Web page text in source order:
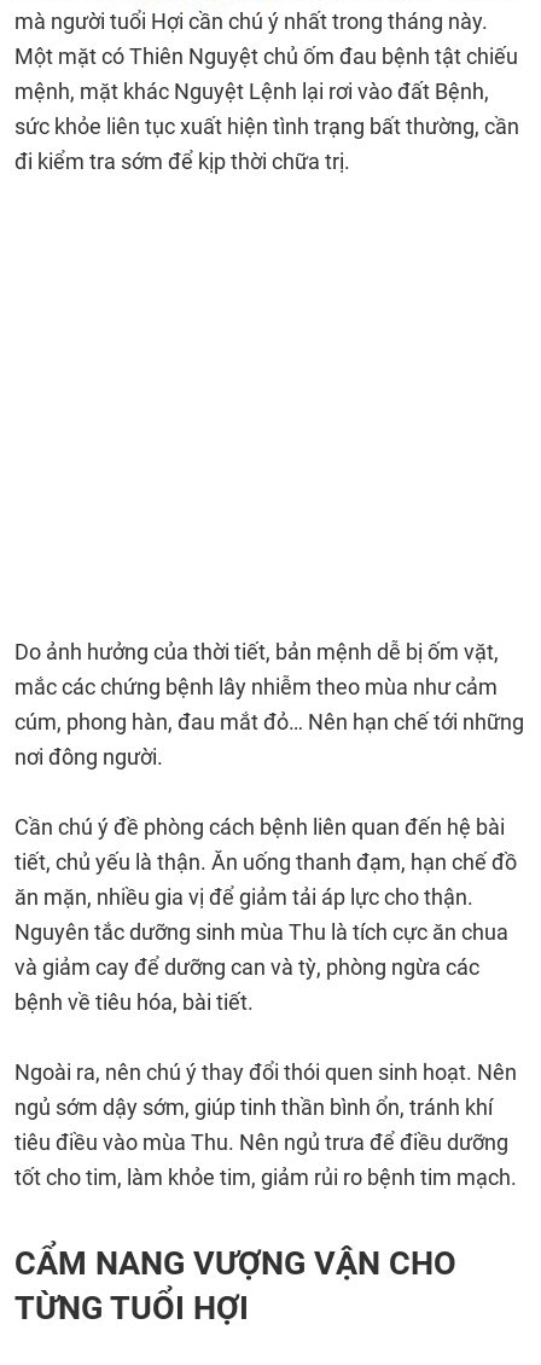
mà người tuổi Hợi cần chú ý nhất trong tháng này.
Một mặt có Thiên Nguyệt chủ ốm đau bệnh tật chiếu
mệnh, mặt khác Nguyệt Lệnh lại rơi vào đất Bệnh,
sức khỏe liên tục xuất hiện tình trạng bất thường, cần
đi kiểm tra sớm để kịp thời chữa trị.
Do ảnh hưởng của thời tiết, bản mệnh dễ bị ốm vặt,
mắc các chứng bệnh lây nhiễm theo mùa như cảm
cúm, phong hàn, đau mắt đỏ… Nên hạn chế tới những
nơi đông người.
Cần chú ý đề phòng cách bệnh liên quan đến hệ bài
tiết, chủ yếu là thận. Ăn uống thanh đạm, hạn chế đồ
ăn mặn, nhiều gia vị để giảm tải áp lực cho thận.
Nguyên tắc dưỡng sinh mùa Thu là tích cực ăn chua
và giảm cay để dưỡng can và tỳ, phòng ngừa các
bệnh về tiêu hóa, bài tiết.
Ngoài ra, nên chú ý thay đổi thói quen sinh hoạt. Nên
ngủ sớm dậy sớm, giúp tinh thần bình ổn, tránh khí
tiêu điều vào mùa Thu. Nên ngủ trưa để điều dưỡng
tốt cho tim, làm khỏe tim, giảm rủi ro bệnh tim mạch.
CẨM NANG VƯỢNG VẬN CHO
TỪNG TUỔI HỢI